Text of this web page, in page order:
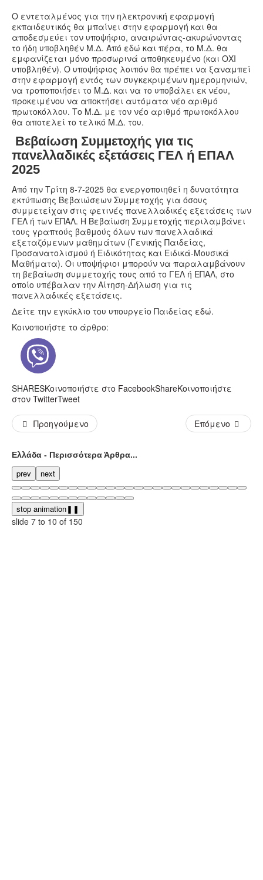
Ο εντεταλμένος για την ηλεκτρονική εφαρμογή
εκπαιδευτικός θα μπαίνει στην εφαρμογή και θα
αποδεσμεύει τον υποψήφιο, αναιρώντας-ακυρώνοντας
το ήδη υποβληθέν Μ.Δ. Από εδώ και πέρα, το Μ.Δ. θα
εμφανίζεται μόνο προσωρινά αποθηκευμένο (και ΟΧΙ
υποβληθέν). Ο υποψήφιος λοιπόν θα πρέπει να ξαναμπεί
στην εφαρμογή εντός των συγκεκριμένων ημερομηνιών,
να τροποποιήσει το Μ.Δ. και να το υποβάλει εκ νέου,
προκειμένου να αποκτήσει αυτόματα νέο αριθμό
πρωτοκόλλου. Το Μ.Δ. με τον νέο αριθμό πρωτοκόλλου
θα αποτελεί το τελικό Μ.Δ. του.
Βεβαίωση Συμμετοχής για τις
πανελλαδικές εξετάσεις ΓΕΛ ή ΕΠΑΛ
2025
Από την Τρίτη 8-7-2025 θα ενεργοποιηθεί η δυνατότητα
εκτύπωσης Βεβαιώσεων Συμμετοχής για όσους
συμμετείχαν στις φετινές πανελλαδικές εξετάσεις των
ΓΕΛ ή των ΕΠΑΛ. Η Βεβαίωση Συμμετοχής περιλαμβάνει
τους γραπτούς βαθμούς όλων των πανελλαδικά
εξεταζόμενων μαθημάτων (Γενικής Παιδείας,
Προσανατολισμού ή Ειδικότητας και Ειδικά-Μουσικά
Μαθήματα). Οι υποψήφιοι μπορούν να παραλαμβάνουν
τη βεβαίωση συμμετοχής τους από το ΓΕΛ ή ΕΠΑΛ, στο
οποίο υπέβαλαν την Αίτηση-Δήλωση για τις
πανελλαδικές εξετάσεις.
Δείτε την εγκύκλιο του υπουργείο Παιδείας εδώ.
Κοινοποιήστε το άρθρο:
SHARESΚοινοποιήστε στο FacebookShareΚοινοποιήστε
στον TwitterTweet
Προηγούμενο Επόμενο
Ελλάδα - Περισσότερα Άρθρα...
prev next
stop animation❚❚
slide 7 to 10 of 150